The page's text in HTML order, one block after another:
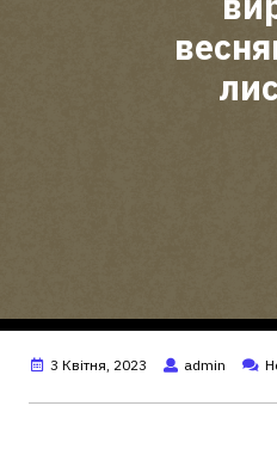
3 Квітня, 2023 admin